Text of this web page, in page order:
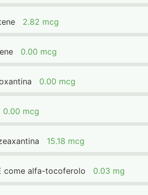
2.82 mcg
0.00 mcg
0.00 mcg
0.00 mcg
15.18 mcg
come alfa-tocoferolo 0.03 mg